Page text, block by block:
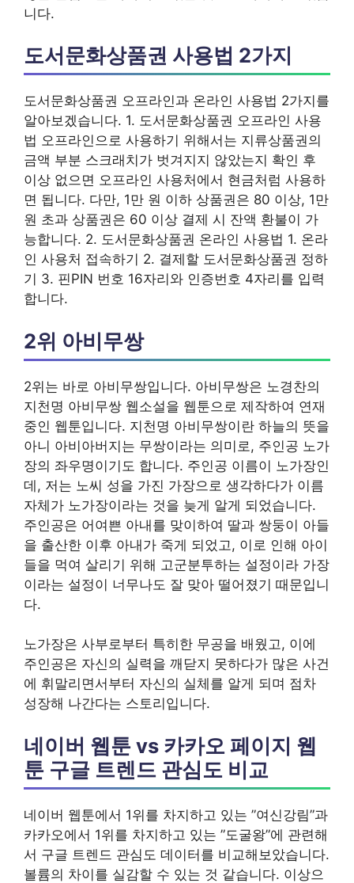
니다.
도서문화상품권 사용법 2가지
도서문화상품권 오프라인과 온라인 사용법 2가지를
알아보겠습니다. 1. 도서문화상품권 오프라인 사용
법 오프라인으로 사용하기 위해서는 지류상품권의
금액 부분 스크래치가 벗겨지지 않았는지 확인 후
이상 없으면 오프라인 사용처에서 현금처럼 사용하
면 됩니다. 다만, 1만 원 이하 상품권은 80 이상, 1만
원 초과 상품권은 60 이상 결제 시 잔액 환불이 가
능합니다. 2. 도서문화상품권 온라인 사용법 1. 온라
인 사용처 접속하기 2. 결제할 도서문화상품권 정하
기 3. 핀PIN 번호 16자리와 인증번호 4자리를 입력
합니다.
2위 아비무쌍
2위는 바로 아비무쌍입니다. 아비무쌍은 노경찬의
지천명 아비무쌍 웹소설을 웹툰으로 제작하여 연재
중인 웹툰입니다. 지천명 아비무쌍이란 하늘의 뜻을
아니 아비아버지는 무쌍이라는 의미로, 주인공 노가
장의 좌우명이기도 합니다. 주인공 이름이 노가장인
데, 저는 노씨 성을 가진 가장으로 생각하다가 이름
자체가 노가장이라는 것을 늦게 알게 되었습니다.
주인공은 어여쁜 아내를 맞이하여 딸과 쌍둥이 아들
을 출산한 이후 아내가 죽게 되었고, 이로 인해 아이
들을 먹여 살리기 위해 고군분투하는 설정이라 가장
이라는 설정이 너무나도 잘 맞아 떨어졌기 때문입니
다.
노가장은 사부로부터 특히한 무공을 배웠고, 이에
주인공은 자신의 실력을 깨닫지 못하다가 많은 사건
에 휘말리면서부터 자신의 실체를 알게 되며 점차
성장해 나간다는 스토리입니다.
네이버 웹툰 vs 카카오 페이지 웹
툰 구글 트렌드 관심도 비교
네이버 웹툰에서 1위를 차지하고 있는 ”여신강림”과
카카오에서 1위를 차지하고 있는 ”도굴왕”에 관련해
서 구글 트렌드 관심도 데이터를 비교해보았습니다.
볼륨의 차이를 실감할 수 있는 것 같습니다. 이상으